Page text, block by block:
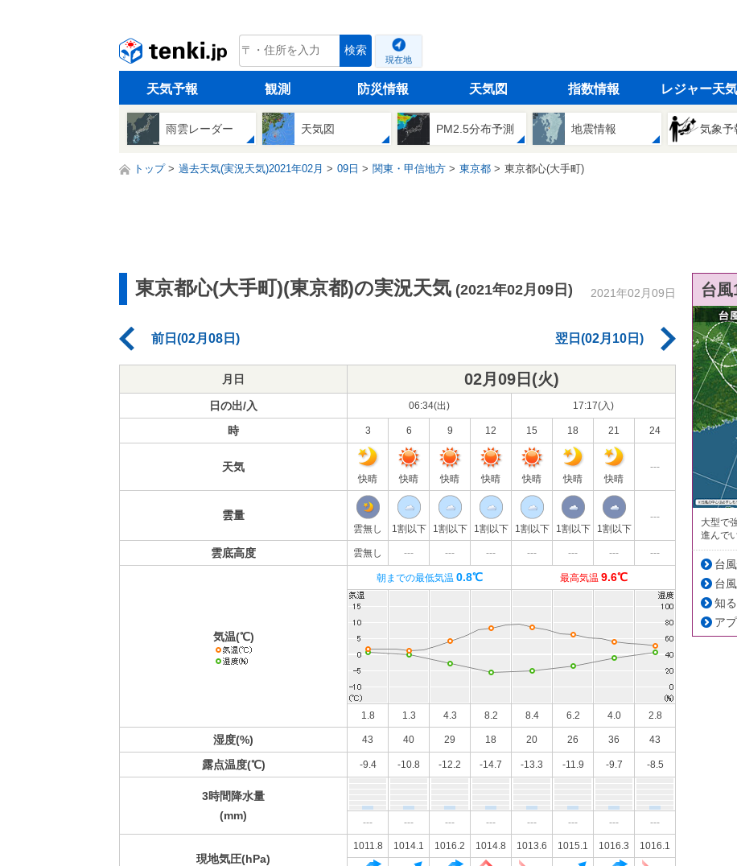
tenki.jp 検索
現在地
天気予報 観測 防災情報 天気図 指数情報 レジャー天気
雨雲レーダー 天気図 PM2.5分布予測 地震情報 気象予
トップ 過去天気(実況天気)2021年02月 09日 関東・甲信地方 東京都 東京都心(大手町)
東京都心(大手町)(東京都)の実況天気 (2021年02月09日) 2021年02月09日
前日(02月08日) 翌日(02月10日)
月日 02月09日(火)
日の出/入 06:34(出) 17:17(入)
時 3 6 9 12 15 18 21 24
天気
快晴 快晴 快晴 快晴 快晴 快晴 快晴
---
雲量
雲無し 1割以下 1割以下 1割以下 1割以下 1割以下 1割以下
---
雲底高度 雲無し --- --- --- --- --- --- ---
気温(℃)
朝までの最低気温 0.8℃ 最高気温 9.6℃
1.8 1.3 4.3 8.2 8.4 6.2 4.0 2.8
湿度(%) 43 40 29 18 20 26 36 43
露点温度(℃) -9.4 -10.8 -12.2 -14.7 -13.3 -11.9 -9.7 -8.5
3時間降水量
(mm)
--- --- --- --- --- --- --- ---
現地気圧(hPa)
1011.8 1014.1 1016.2 1014.8 1013.6 1015.1 1016.3 1016.1
台
大型で
進んで
台
台
知
ア